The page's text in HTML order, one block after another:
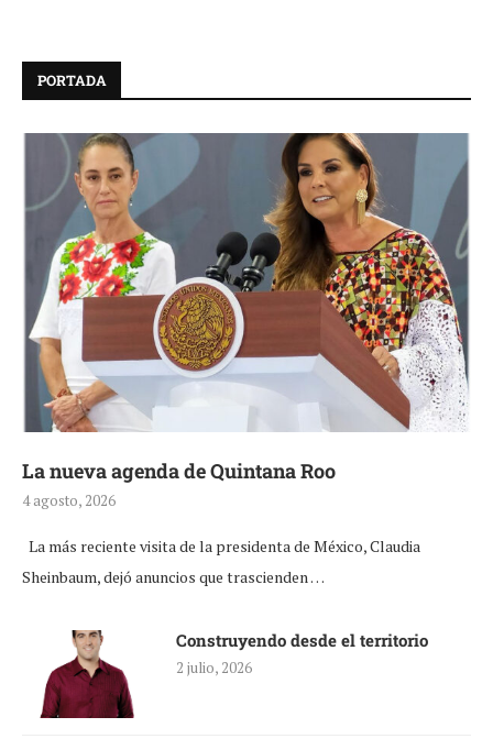
PORTADA
La nueva agenda de Quintana Roo
4 agosto, 2026
La más reciente visita de la presidenta de México, Claudia
Sheinbaum, dejó anuncios que trascienden …
Construyendo desde el territorio
2 julio, 2026